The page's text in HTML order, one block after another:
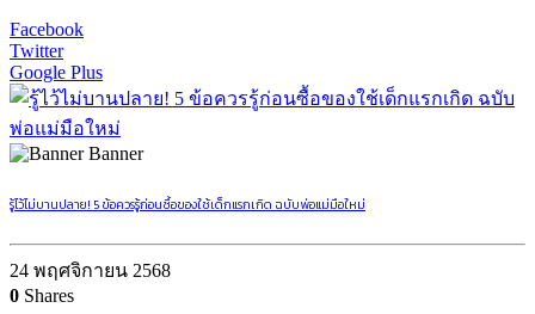
Facebook
Twitter
Google Plus
Banner
รู้ไว้ไม่บานปลาย! 5 ข้อควรรู้ก่อนซื้อของใช้เด็กแรกเกิด ฉบับพ่อแม่มือใหม่
24 พฤศจิกายน 2568
0 Shares